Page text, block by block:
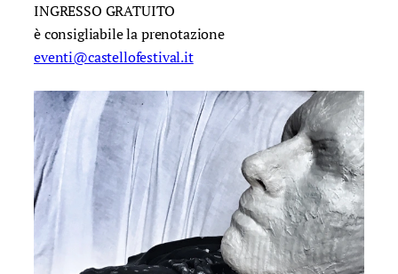
INGRESSO GRATUITO
è consigliabile la prenotazione
eventi@castellofestival.it